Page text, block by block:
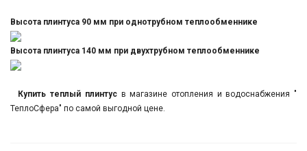
Высота плинтуса 90 мм при однотрубном теплообменнике
Высота плинтуса 140 мм при двухтрубном теплообменнике
Купить теплый плинтусв магазине отопления и водоснабжения "
ТеплоСфера" по самой выгодной цене.